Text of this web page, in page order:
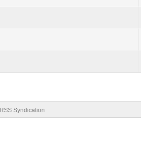
RSS Syndication